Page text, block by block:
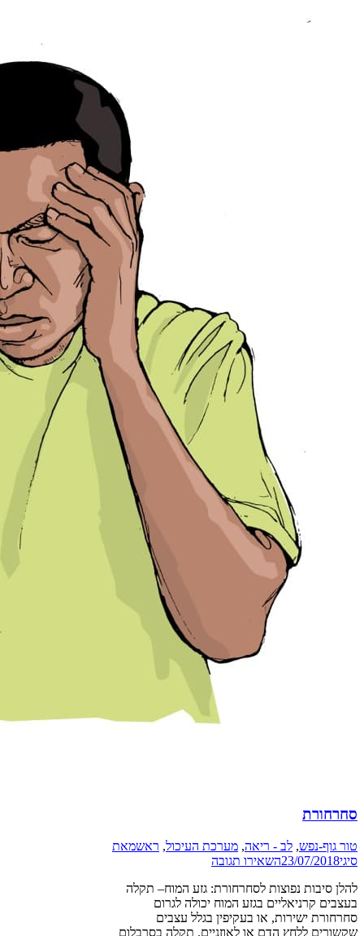
סחרחורת
טור גוף-נפש, לב - ריאה, מערכת העיכול, ראשמאת
סיגי23/07/2018השאירו תגובה
להלן סיבות נפוצות לסחרחורת: גזע המוח– תקלה
בעצבים קרניאליים בגזע המוח יכולה לגרום
סחרחורת ישירות, או בעקיפין בגלל עצבים
שקשורים ללחץ הדם או לאוזניים. תקלה בסרבלום